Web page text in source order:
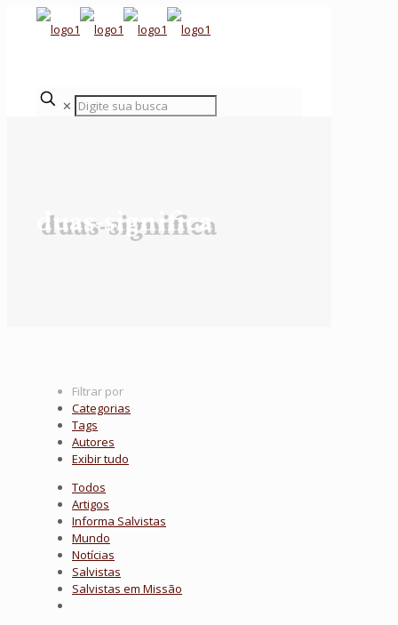
✕
duas-significa
Filtrar por
Categorias
Tags
Autores
Exibir tudo
Todos
Artigos
Informa Salvistas
Mundo
Notícias
Salvistas
Salvistas em Missão